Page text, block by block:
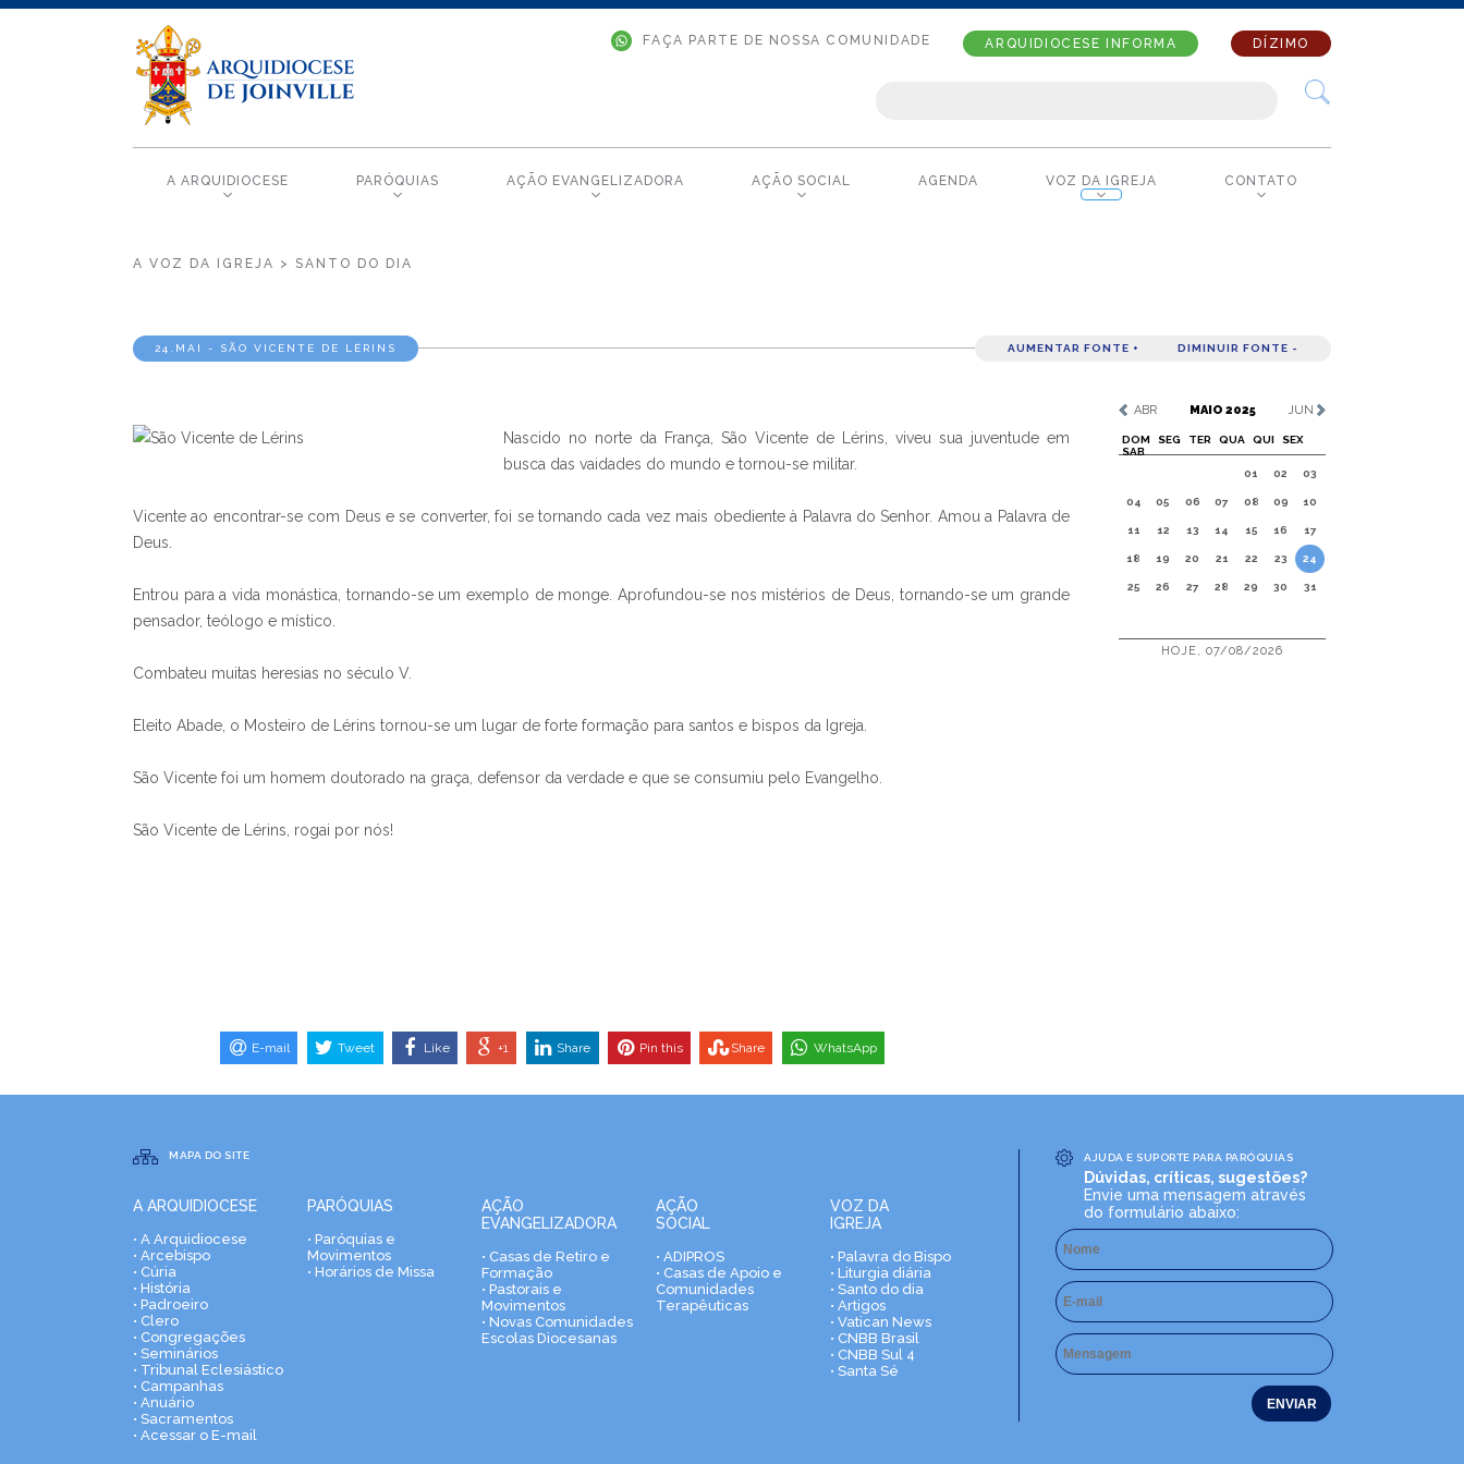
DÍZIMO
ARQUIDIOCESE INFORMA
FAÇA PARTE DE NOSSA COMUNIDADE
A ARQUIDIOCESE PARÓQUIAS AÇÃO EVANGELIZADORA AÇÃO SOCIAL AGENDA VOZ DA IGREJA CONTATO
A VOZ DA IGREJA > SANTO DO DIA
24.MAI - SÃO VICENTE DE LÉRINS AUMENTAR FONTE + DIMINUIR FONTE -
ABR MAIO 2025 JUN
DOM SEG TER QUA QUI
SEX
SAB
01
02 03
04 05 06 07 08 09 10
11 12 13 14 15 16 17
18 19 20 21 22 23 24
25 26 27 28 29 30 31
HOJE, 07/08/2026
Nascido no norte da França, São Vicente de Lérins, viveu sua juventude em
busca das vaidades do mundo e tornou-se militar.
Vicente ao encontrar-se com Deus e se converter, foi se tornando cada vez mais obediente à Palavra do Senhor. Amou a Palavra de
Deus.
Entrou para a vida monástica, tornando-se um exemplo de monge. Aprofundou-se nos mistérios de Deus, tornando-se um grande
pensador, teólogo e místico.
Combateu muitas heresias no século V.
Eleito Abade, o Mosteiro de Lérins tornou-se um lugar de forte formação para santos e bispos da Igreja.
São Vicente foi um homem doutorado na graça, defensor da verdade e que se consumiu pelo Evangelho.
São Vicente de Lérins, rogai por nós!
E-mail Tweet Like +1 Share Pin this Share WhatsApp
MAPA DO SITE
A ARQUIDIOCESE
• A Arquidiocese
• Arcebispo
• Cúria
• História
• Padroeiro
• Clero
• Congregações
• Seminários
• Tribunal Eclesiástico
• Campanhas
• Anuário
• Sacramentos
• Acessar o E-mail
PARÓQUIAS
• Paróquias e
Movimentos
• Horários de Missa
AÇÃO
EVANGELIZADORA
• Casas de Retiro e
Formação
• Pastorais e
Movimentos
• Novas Comunidades
Escolas Diocesanas
AÇÃO
SOCIAL
• ADIPROS
• Casas de Apoio e
Comunidades
Terapêuticas
VOZ DA
IGREJA
• Palavra do Bispo
• Liturgia diária
• Santo do dia
• Artigos
• Vatican News
• CNBB Brasil
• CNBB Sul 4
• Santa Sé
AJUDA E SUPORTE PARA PARÓQUIAS
Dúvidas, críticas, sugestões?
Envie uma mensagem através
do formulário abaixo: